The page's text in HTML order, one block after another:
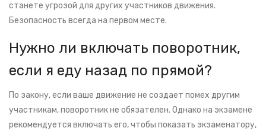
станете угрозой для других участников движения.
Безопасность всегда на первом месте.
Нужно ли включать поворотник,
если я еду назад по прямой?
По закону, если ваше движение не создает помех другим
участникам, поворотник не обязателен. Однако на экзамене
рекомендуется включать его, чтобы показать экзаменатору,